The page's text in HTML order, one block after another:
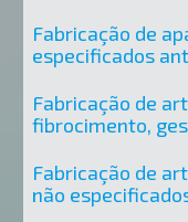
Fabricação de
especificados
Fabricação de
fibrocimento,
Fabricação de
não